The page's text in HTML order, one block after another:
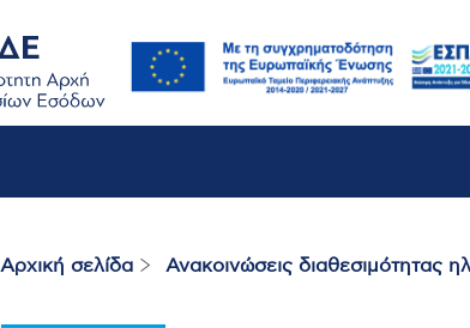
Breadcrumb
Αρχική σελίδα Ανακοινώσεις διαθεσιμότητας